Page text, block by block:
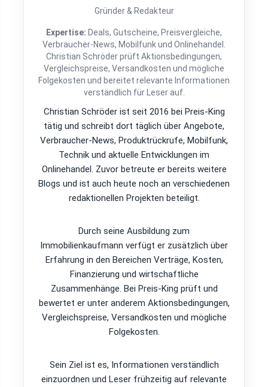
Gründer & Redakteur
Expertise: Deals, Gutscheine, Preisvergleiche,
Verbraucher-News, Mobilfunk und Onlinehandel.
Christian Schröder prüft Aktionsbedingungen,
Vergleichspreise, Versandkosten und mögliche
Folgekosten und bereitet relevante Informationen
verständlich für Leser auf.
Christian Schröder ist seit 2016 bei Preis-King
tätig und schreibt dort täglich über Angebote,
Verbraucher-News, Produktrückrufe, Mobilfunk,
Technik und aktuelle Entwicklungen im
Onlinehandel. Zuvor betreute er bereits weitere
Blogs und ist auch heute noch an verschiedenen
redaktionellen Projekten beteiligt.
Durch seine Ausbildung zum
Immobilienkaufmann verfügt er zusätzlich über
Erfahrung in den Bereichen Verträge, Kosten,
Finanzierung und wirtschaftliche
Zusammenhänge. Bei Preis-King prüft und
bewertet er unter anderem Aktionsbedingungen,
Vergleichspreise, Versandkosten und mögliche
Folgekosten.
Sein Ziel ist es, Informationen verständlich
einzuordnen und Leser frühzeitig auf relevante